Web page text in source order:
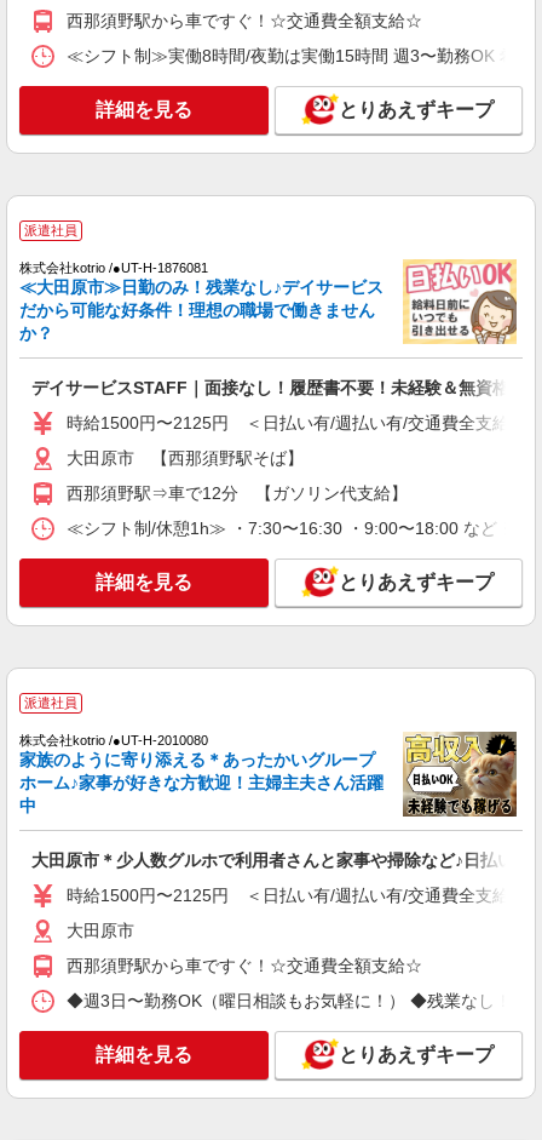
派遣社員
株式会社kotrio /●UT-H-2068373
≪大田原市≫介護の現場で心を燃やせ！！！デ
イサービスSTAFF
時給1500円〜2125円 ＜日払い有/週払い有/交
通費全支給(ガソリン代含む)＞
派遣社員
株式会社kotrio /●UT-H-1977803
大田原市≫日払いですぐゲッツ！グルホで家
事・生活サポートなど
時給1500円〜2125円 ＜日払い有/週払い有/交
大田原市
キープ 詳細を見る
派遣社員
株式会社kotrio /●UT-H-1875249
デイサービスSTAFF｜面接なし！履歴書不
要！未経験＆無資格OK◎
通費全支給(ガソリン代含む)＞
キープ 詳細を見る
派遣社員
株式会社kotrio /●UT-H-2020443
大田原市★未経験OKの人間関係に悩まない職
場へ★サ高住スタッフ
大田原市
派遣社員
株式会社kotrio /●UT-H-2067124
西那須野駅から車ですぐ！☆交通費全額支給☆
≪シフト制≫実働8時間/夜勤は実働15時間 週3〜勤務OK 希
詳細を見る とりあえずキープ
派遣社員
株式会社kotrio /●UT-H-1876081
≪大田原市≫日勤のみ！残業なし♪デイサービス
だから可能な好条件！理想の職場で働きません
か？
デイサービスSTAFF｜面接なし！履歴書不要！未経験＆無資格
時給1500円〜2125円 ＜日払い有/週払い有/交通費全支給(ガ
大田原市 【西那須野駅そば】
西那須野駅⇒車で12分 【ガソリン代支給】
≪シフト制/休憩1h≫ ・7:30〜16:30 ・9:00〜18:00 など ※残
詳細を見る とりあえずキープ
派遣社員
株式会社kotrio /●UT-H-2010080
家族のように寄り添える＊あったかいグループ
ホーム♪家事が好きな方歓迎！主婦主夫さん活躍
中
大田原市＊少人数グルホで利用者さんと家事や掃除など♪日払いOK
時給1500円〜2125円 ＜日払い有/週払い有/交通費全支給(ガ
大田原市
西那須野駅から車ですぐ！☆交通費全額支給☆
◆週3日〜勤務OK（曜日相談もお気軽に！） ◆残業なし！日
詳細を見る とりあえずキープ